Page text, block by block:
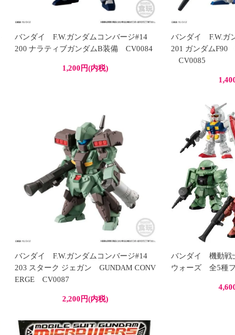
バンダイ F.W.ガンダムコンバージ#14
200 ナラティブガンダムB装備 CV0084
1,200円(内税)
バンダイ F.W.ガ
201 ガンダムF90
CV0085
バンダイ F.W.ガンダムコンバージ#14
203 スターク ジェガン GUNDAM CONV
ERGE CV0087
2,200円(内税)
バンダイ 機動戦
ウォーズ 全5種